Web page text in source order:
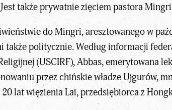
także prywatnie zięciem pastora
do Mingri, aresztowanego w
także politycznie. Według informacji
(USCIRF), Abbas, emerytowana
przezchińskie władze Ujgurów,
lat więzienia Lai, przedsiębiorca z